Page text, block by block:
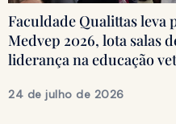
Faculdade Qualittas leva
Medvep 2026, lota salas
liderança na educação
24 de julho de 2026